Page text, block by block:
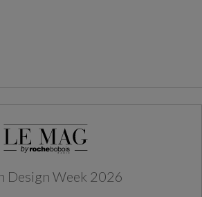
Design Week 2026